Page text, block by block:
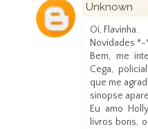
Unknown
Oi, Flavinha.
Novidades *-
Bem, me
Cega,
que me
sinopse
Eu amo
livros bons,